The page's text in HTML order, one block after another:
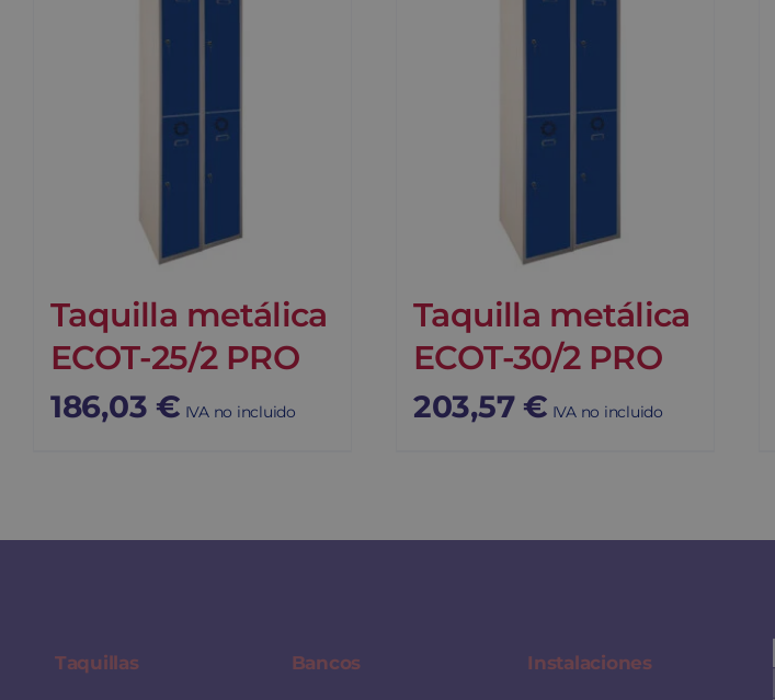
Taquilla metálica
ECOT-25/2 PRO
186,03 € IVA no incluido
Taquilla metálica
ECOT-30/2 PRO
203,57 € IVA no incluido
Taquillas Bancos Instalaciones